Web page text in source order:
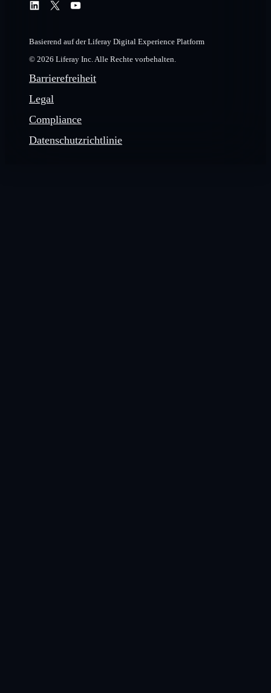
Basierend auf der Liferay Digital Experience Platform
© 2026 Liferay Inc. Alle Rechte vorbehalten.
Barrierefreiheit
Legal
Compliance
Datenschutzrichtlinie